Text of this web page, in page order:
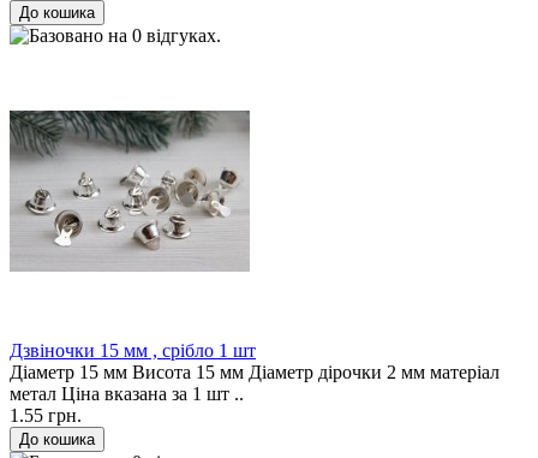
Дзвіночки 15 мм , срібло 1 шт
Діаметр 15 мм Висота 15 мм Діаметр дірочки 2 мм матеріал
метал Ціна вказана за 1 шт ..
1.55 грн.